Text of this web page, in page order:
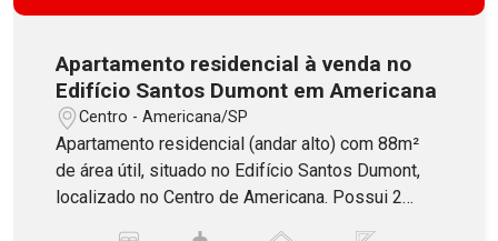
Apartamento residencial à venda no
Edifício Santos Dumont em Americana
Centro - Americana/SP
Apartamento residencial (andar alto) com 88m²
de área útil, situado no Edifício Santos Dumont,
localizado no Centro de Americana. Possui 2